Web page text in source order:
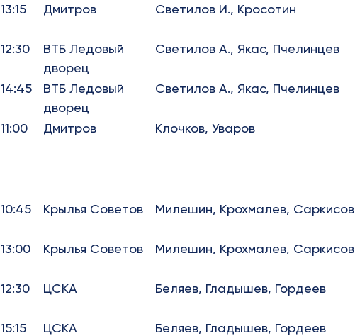
13:15 Дмитров Светилов И., Кросотин
12:30
ВТБ Ледовый
дворец
Светилов А., Якас, Пчелинцев
14:45
ВТБ Ледовый
дворец
Светилов А., Якас, Пчелинцев
11:00 Дмитров Клочков, Уваров
10:45 Крылья Советов Милешин, Крохмалев, Саркисов
13:00 Крылья Советов Милешин, Крохмалев, Саркисов
12:30 ЦСКА Беляев, Гладышев, Гордеев
15:15 ЦСКА Беляев, Гладышев, Гордеев